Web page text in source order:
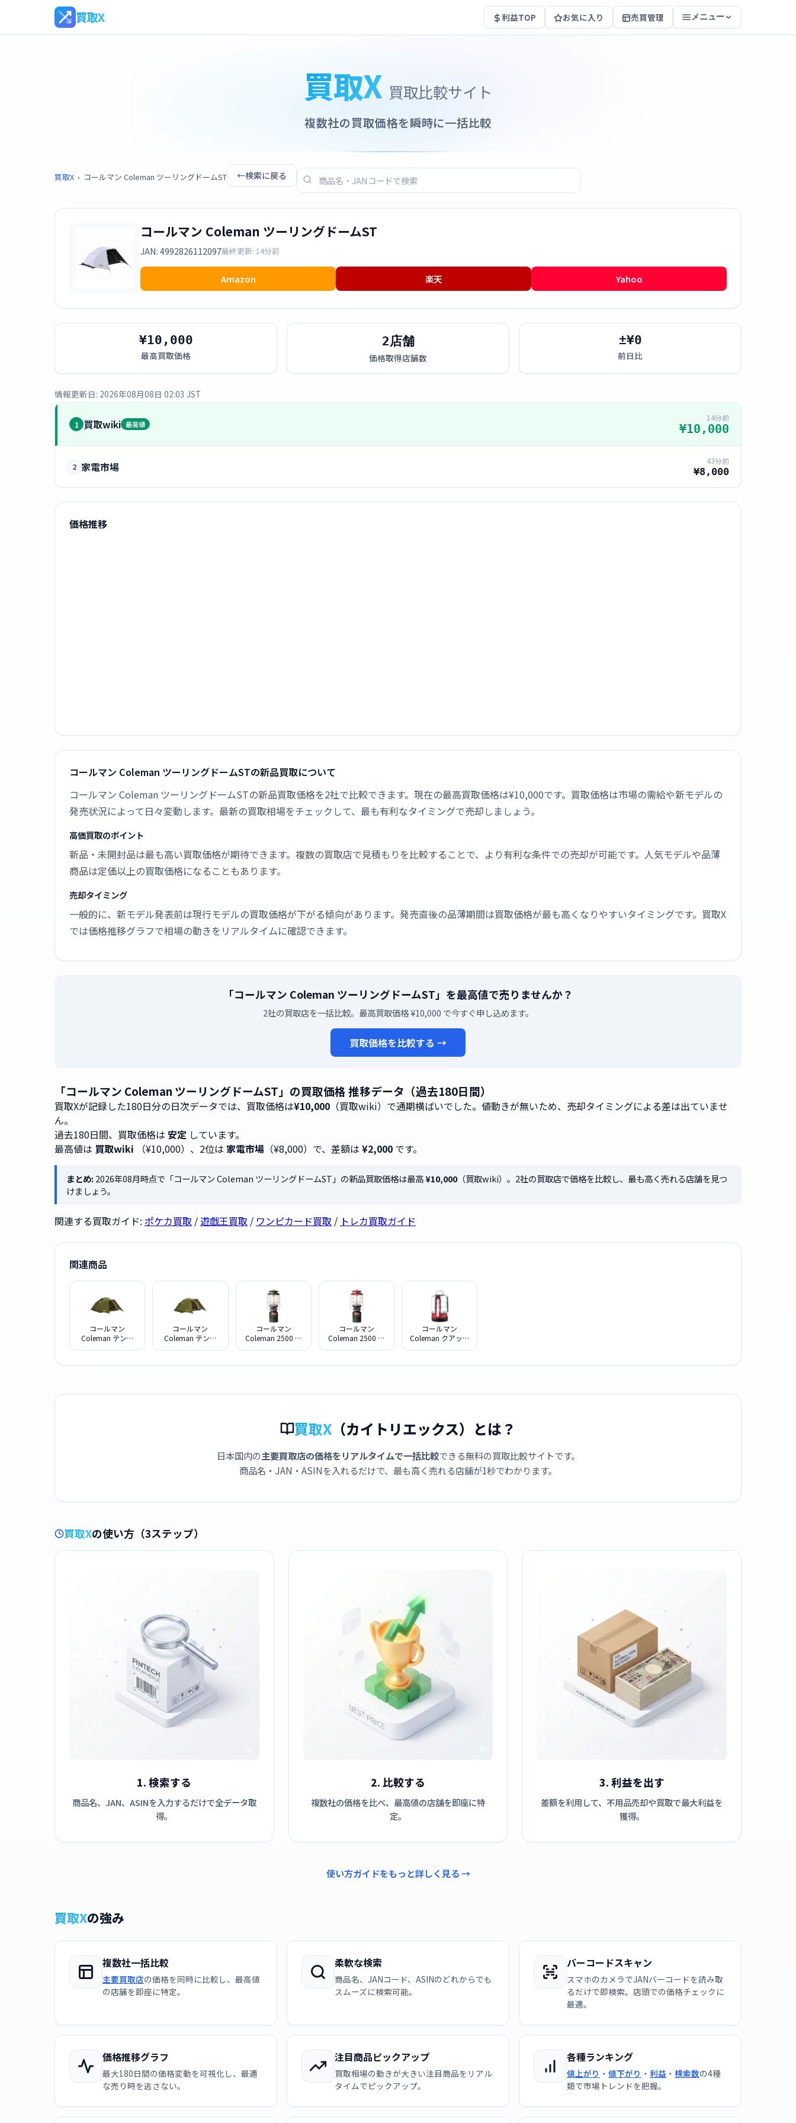
買取X 利益TOP お気に入り 売買管理 メニュー
買取X 買取比較サイト
複数社の買取価格を瞬時に一括比較
買取X › コールマン Coleman ツーリングドームST ←検索に戻る
コールマン Coleman ツーリングドームST
JAN: 4992826112097最終更新: 14分前
Amazon 楽天 Yahoo
¥10,000
最高買取価格
2店舗
価格取得店舗数
±¥0
前日比
情報更新日: 2026年08月08日 02:03 JST
1 買取wiki 最高値
14分前
¥10,000
2 家電市場 43分前
¥8,000
価格推移
コールマン Coleman ツーリングドームSTの新品買取について
コールマン Coleman ツーリングドームSTの新品買取価格を2社で比較できます。現在の最高買取価格は¥10,000です。買取価格は市場の需給や新モデルの
発売状況によって日々変動します。最新の買取相場をチェックして、最も有利なタイミングで売却しましょう。
高価買取のポイント
新品・未開封品は最も高い買取価格が期待できます。複数の買取店で見積もりを比較することで、より有利な条件での売却が可能です。人気モデルや品薄
商品は定価以上の買取価格になることもあります。
売却タイミング
一般的に、新モデル発表前は現行モデルの買取価格が下がる傾向があります。発売直後の品薄期間は買取価格が最も高くなりやすいタイミングです。買取X
では価格推移グラフで相場の動きをリアルタイムに確認できます。
「コールマン Coleman ツーリングドームST」を最高値で売りませんか？
2社の買取店を一括比較。最高買取価格 ¥10,000 で今すぐ申し込めます。
買取価格を比較する →
「コールマン Coleman ツーリングドームST」の買取価格 推移データ（過去180日間）
買取Xが記録した180日分の日次データでは、買取価格は¥10,000 （買取wiki）で通期横ばいでした。値動きが無いため、売却タイミングによる差は出ていませ
ん。
過去180日間、買取価格は 安定 しています。
最高値は 買取wiki （¥10,000）、2位は 家電市場 （¥8,000）で、差額は ¥2,000 です。
まとめ:2026年08月時点で「コールマン Coleman ツーリングドームST」の新品買取価格は最高¥10,000（買取wiki）。2社の買取店で価格を比較し、最も高く売れる店舗を見つ
けましょう。
関連する買取ガイド: ポケカ買取 / 遊戯王買取 / ワンピカード買取 / トレカ買取ガイド
関連商品
コールマン
Coleman テント
DOME/LX
コールマン
Coleman テント
DOME/ST
コールマン
Coleman 2500 ノ
コールマン
Coleman 2500 ノ
コールマン
Coleman クアッド
買取X （カイトリエックス）とは？
日本国内の主要買取店の価格をリアルタイムで一括比較できる無料の買取比較サイトです。
商品名・JAN・ASINを入れるだけで、最も高く売れる店舗が1秒でわかります。
買取Xの使い方（3ステップ）
1. 検索する
商品名、JAN、ASINを入力するだけで全データ取
得。
2. 比較する
複数社の価格を比べ、最高値の店舗を即座に特
定。
3. 利益を出す
差額を利用して、不用品売却や買取で最大利益を
獲得。
使い方ガイドをもっと詳しく見る →
買取Xの強み
複数社一括比較
主要買取店の価格を同時に比較し、最高値
の店舗を即座に特定。
柔軟な検索
商品名、JANコード、ASINのどれからでも
スムーズに検索可能。
バーコードスキャン
スマホのカメラでJANバーコードを読み取
るだけで即検索。店頭での価格チェックに
最適。
価格推移グラフ
最大180日間の価格変動を可視化し、最適
な売り時を逃さない。
注目商品ピックアップ
買取相場の動きが大きい注目商品をリアル
タイムでピックアップ。
各種ランキング
値上がり ・ 値下がり ・ 利益 ・ 検索数の4種
類で市場トレンドを把握。